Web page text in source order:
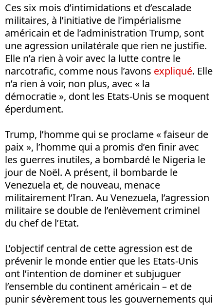
Ces six mois d’intimidations et d’escalade
militaires, à l’initiative de l’impérialisme
américain et de l’administration Trump, sont
une agression unilatérale que rien ne justifie.
Elle n’a rien à voir avec la lutte contre le
narcotrafic, comme nous l’avons expliqué. Elle
n’a rien à voir, non plus, avec « la
démocratie », dont les Etats-Unis se moquent
éperdument.
Trump, l’homme qui se proclame « faiseur de
paix », l’homme qui a promis d’en finir avec
les guerres inutiles, a bombardé le Nigeria le
jour de Noël. A présent, il bombarde le
Venezuela et, de nouveau, menace
militairement l’Iran. Au Venezuela, l’agression
militaire se double de l’enlèvement criminel
du chef de l’Etat.
L’objectif central de cette agression est de
prévenir le monde entier que les Etats-Unis
ont l’intention de dominer et subjuguer
l’ensemble du continent américain – et de
punir sévèrement tous les gouvernements qui